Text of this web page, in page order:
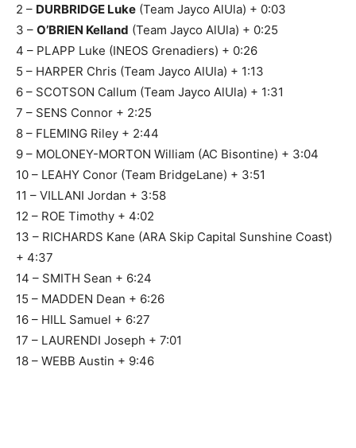
2 – DURBRIDGE Luke (Team Jayco AlUla) + 0:03
3 – O’BRIEN Kelland (Team Jayco AlUla) + 0:25
4 – PLAPP Luke (INEOS Grenadiers) + 0:26
5 – HARPER Chris (Team Jayco AlUla) + 1:13
6 – SCOTSON Callum (Team Jayco AlUla) + 1:31
7 – SENS Connor + 2:25
8 – FLEMING Riley + 2:44
9 – MOLONEY-MORTON William (AC Bisontine) + 3:04
10 – LEAHY Conor (Team BridgeLane) + 3:51
11 – VILLANI Jordan + 3:58
12 – ROE Timothy + 4:02
13 – RICHARDS Kane (ARA Skip Capital Sunshine Coast)
+ 4:37
14 – SMITH Sean + 6:24
15 – MADDEN Dean + 6:26
16 – HILL Samuel + 6:27
17 – LAURENDI Joseph + 7:01
18 – WEBB Austin + 9:46